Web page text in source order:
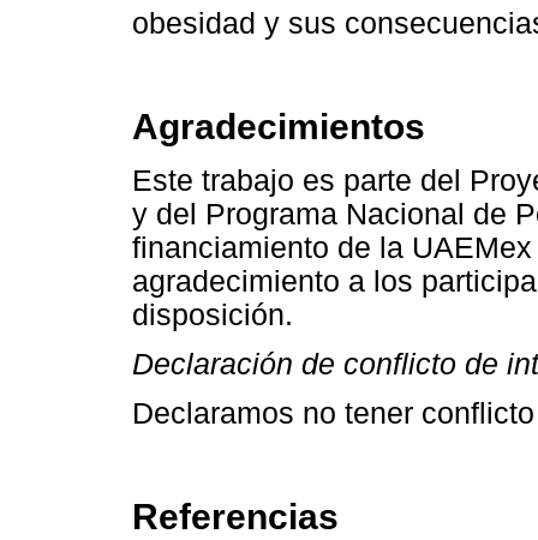
obesidad y sus
Agradecimientos
Este trabajo es parte del
y del Programa Nacional de
financiamiento de la
agradecimiento a los
disposición.
Declaración de conflicto de
Declaramos no tener
Referencias